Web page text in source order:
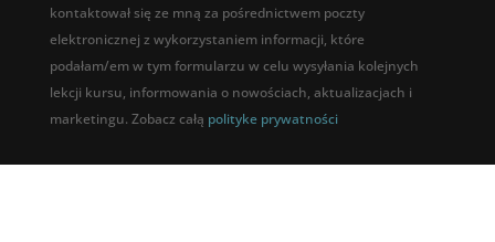
kontaktował się ze mną za pośrednictwem poczty
elektronicznej z wykorzystaniem informacji, które
podałam/em w tym formularzu w celu wysyłania kolejnych
lekcji kursu, informowania o nowościach, aktualizacjach i
marketingu. Zobacz całą polityke prywatności